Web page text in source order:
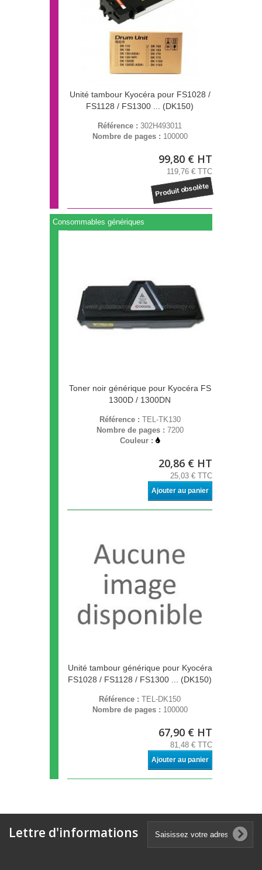
Unité tambour Kyocéra pour FS1028 /
FS1128 / FS1300 ... (DK150)
Référence : 302H493011
Nombre de pages : 100000
99,80 € HT
119,76 € TTC
Produit obsolète
Consommables génériques
Toner noir générique pour Kyocéra FS
1300D / 1300DN
Référence : TEL-TK130
Nombre de pages : 7200
Couleur :
20,86 € HT
25,03 € TTC
Ajouter au panier
Unité tambour générique pour Kyocéra
FS1028 / FS1128 / FS1300 ... (DK150)
Référence : TEL-DK150
Nombre de pages : 100000
67,90 € HT
81,48 € TTC
Ajouter au panier
Lettre d'informations